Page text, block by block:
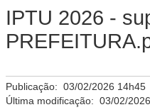
IPTU 2026 -
Publicação: 03/02/2026 14h45
Última modificação: 03/02/